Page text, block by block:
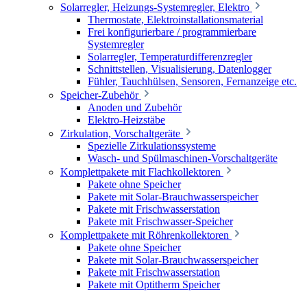
Solarregler, Heizungs-Systemregler, Elektro
Thermostate, Elektroinstallationsmaterial
Frei konfigurierbare / programmierbare
Systemregler
Solarregler, Temperaturdifferenzregler
Schnittstellen, Visualisierung, Datenlogger
Fühler, Tauchhülsen, Sensoren, Fernanzeige etc.
Speicher-Zubehör
Anoden und Zubehör
Elektro-Heizstäbe
Zirkulation, Vorschaltgeräte
Spezielle Zirkulationssysteme
Wasch- und Spülmaschinen-Vorschaltgeräte
Komplettpakete mit Flachkollektoren
Pakete ohne Speicher
Pakete mit Solar-Brauchwasserspeicher
Pakete mit Frischwasserstation
Pakete mit Frischwasser-Speicher
Komplettpakete mit Röhrenkollektoren
Pakete ohne Speicher
Pakete mit Solar-Brauchwasserspeicher
Pakete mit Frischwasserstation
Pakete mit Optitherm Speicher